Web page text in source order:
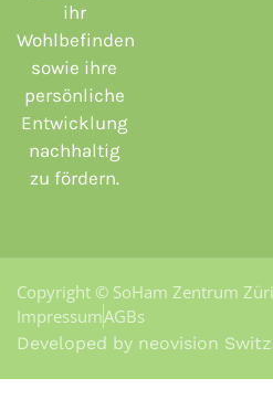
ihr
Wohlbefinden
sowie ihre
persönliche
Entwicklung
nachhaltig
zu fördern.
Copyright © SoHam Zentrum
ImpressumAGBs
Developed by neovision